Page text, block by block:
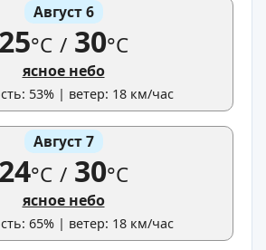
Август 6
25°C / 30°C
ясное небо
53% | ветер: 18 км/час
Август 7
24°C / 30°C
ясное небо
65% | ветер: 18 км/час